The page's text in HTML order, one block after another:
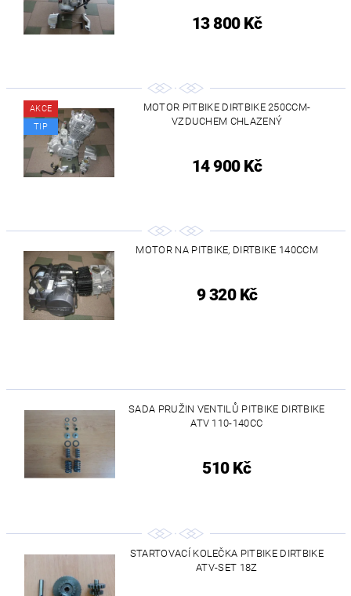
13 800 Kč
AKCE
TIP
MOTOR PITBIKE DIRTBIKE 250CCM-
VZDUCHEM CHLAZENÝ
14 900 Kč
MOTOR NA PITBIKE, DIRTBIKE 140CCM
9 320 Kč
SADA PRUŽIN VENTILŮ PITBIKE DIRTBIKE
ATV 110-140CC
510 Kč
STARTOVACÍ KOLEČKA PITBIKE DIRTBIKE
ATV-SET 18Z